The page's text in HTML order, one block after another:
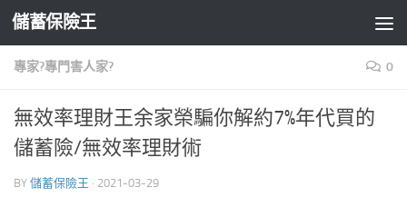
Skip to content
儲蓄保險王
專家?專門害人家? 0
無效率理財王余家榮騙你解約7%年代買的
儲蓄險/無效率理財術
BY 儲蓄保險王 · 2021-03-29